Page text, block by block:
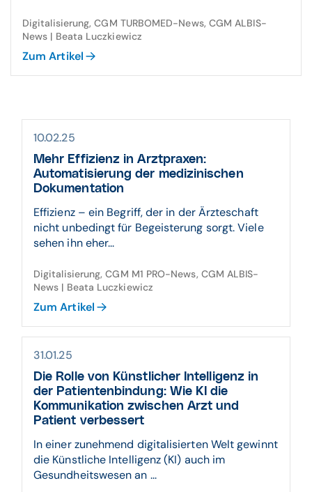
Digitalisierung, CGM TURBOMED-News, CGM ALBIS-
News | Beata Luczkiewicz
Zum Artikel
10.02.25
Mehr Effizienz in Arztpraxen:
Automatisierung der medizinischen
Dokumentation
Effizienz – ein Begriff, der in der Ärzteschaft
nicht unbedingt für Begeisterung sorgt. Viele
sehen ihn eher...
Digitalisierung, CGM M1 PRO-News, CGM ALBIS-
News | Beata Luczkiewicz
Zum Artikel
31.01.25
Die Rolle von Künstlicher Intelligenz in
der Patientenbindung: Wie KI die
Kommunikation zwischen Arzt und
Patient verbessert
In einer zunehmend digitalisierten Welt gewinnt
die Künstliche Intelligenz (KI) auch im
Gesundheitswesen an ...